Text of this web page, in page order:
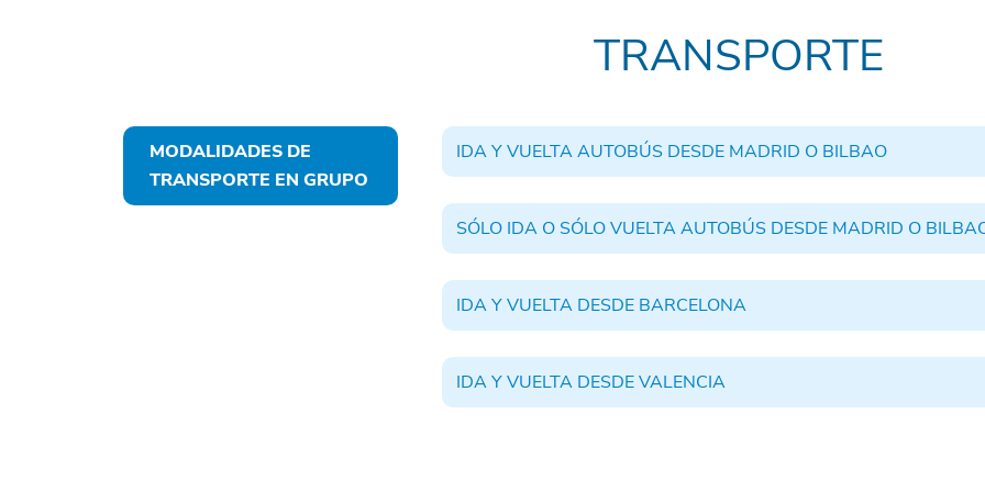
TRANSPORTE
MODALIDADES DE
TRANSPORTE EN GRUPO
IDA Y VUELTA AUTOBÚS DESDE MADRID O BILBAO
SÓLO IDA O SÓLO VUELTA AUTOBÚS DESDE MADRID O
IDA Y VUELTA DESDE BARCELONA
IDA Y VUELTA DESDE VALENCIA